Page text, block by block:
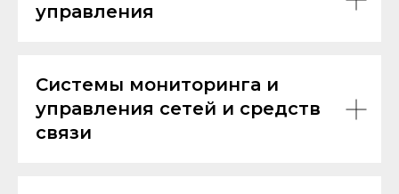
управления
Системы мониторинга и
управления сетей и средств
связи